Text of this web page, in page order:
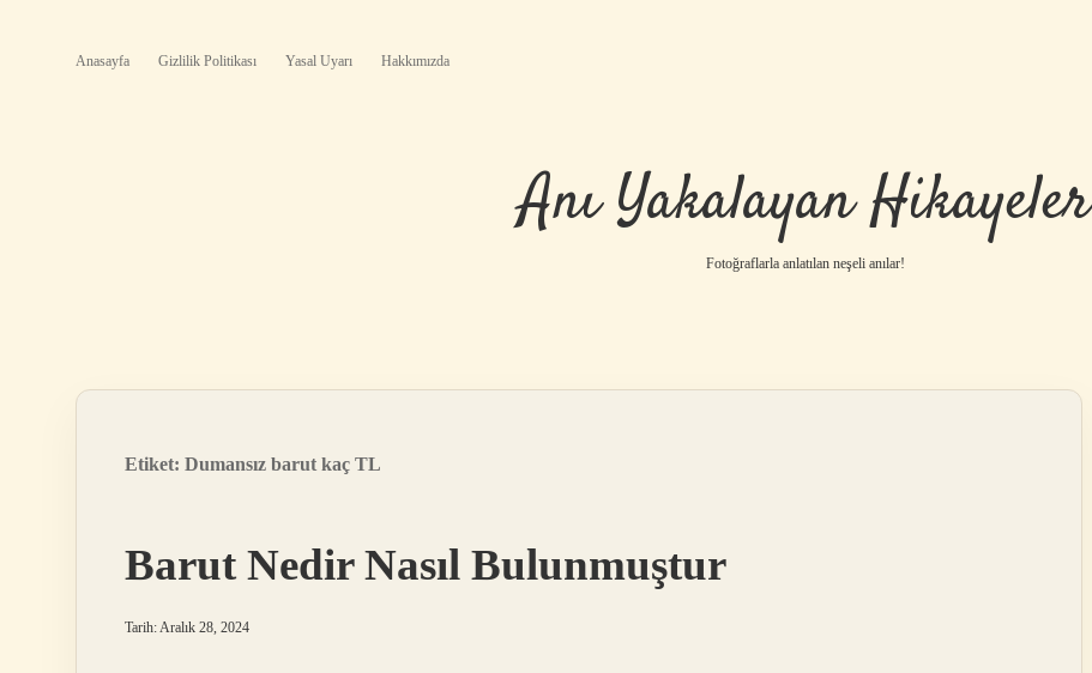
Anasayfa Gizlilik Politikası Yasal Uyarı Hakkımızda
Anı Yakalayan Hikayeler
Fotoğraflarla anlatılan neşeli anılar!
Etiket: Dumansız barut kaç TL
Barut Nedir Nasıl Bulunmuştur
Tarih: Aralık 28, 2024